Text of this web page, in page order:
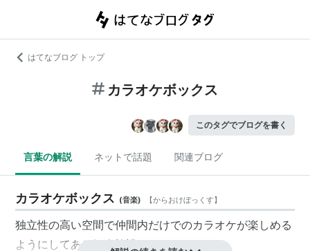
はてなブログ トップ
カラオケボックス
このタグでブログを書く
言葉の解説 ネットで話題 関連ブログ
カラオケボックス (音楽) 【からおけぼっくす】
独立性の高い空間で仲間内だけでのカラオケが楽しめる
ようにしてある娯楽施設。